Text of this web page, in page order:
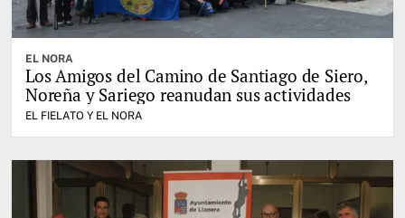
EL NORA
Los Amigos del Camino de Santiago de Siero,
Noreña y Sariego reanudan sus actividades
EL FIELATO Y EL NORA